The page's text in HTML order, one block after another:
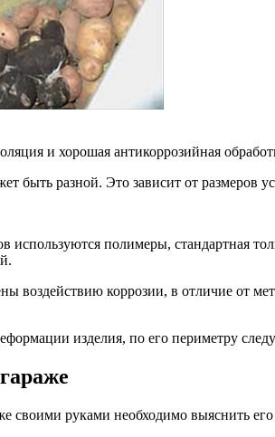
и хорошая антикоррозийная
быть разной. Это зависит от размеров
используются полимеры, стандартная
воздействию коррозии, в отличие от
изделия, по его периметру
своими руками необходимо выяснить